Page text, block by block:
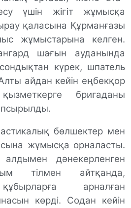
үшін жігіт жұмысқа
қаласына Құрманғазы
жұмыстарына
келген.
шағын ауданында
күрек, шпатель
айдан кейін еңбекқор
бригаданы
бөлшектер мен
жұмысқа орналасты.
дәнекерленген
тілмен айтқанда,
арналған
көрді. Содан кейін